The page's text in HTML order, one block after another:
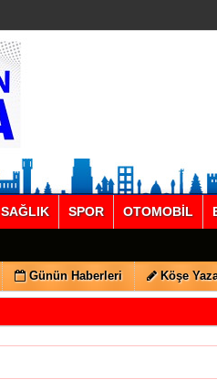
SAĞLIK SPOR OTOMOBİL
Günün Haberleri Köşe